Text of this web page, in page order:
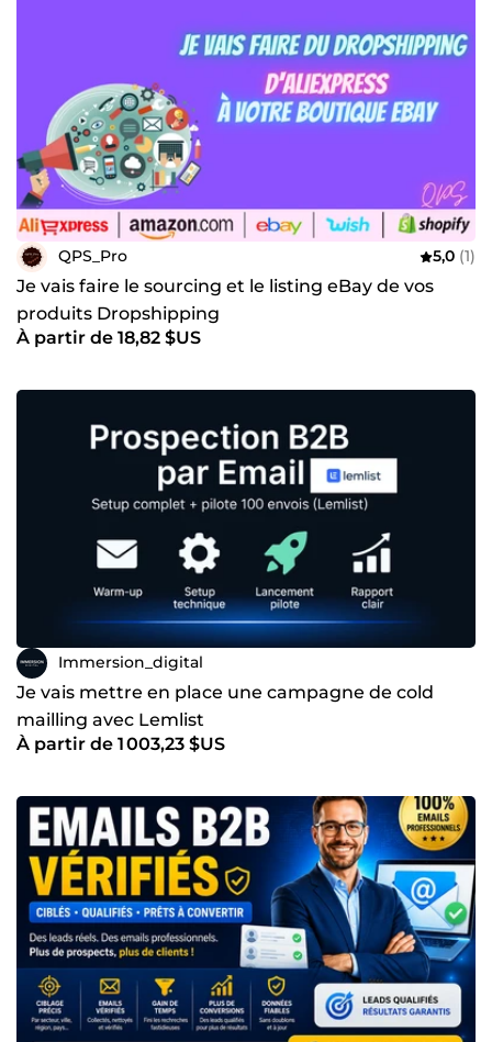
QPS_Pro 5,0 (1)
Je vais faire le sourcing et le listing eBay de vos
produits Dropshipping
À partir de 18,82 $US
Immersion_digital
Je vais mettre en place une campagne de cold
mailling avec Lemlist
À partir de 1 003,23 $US